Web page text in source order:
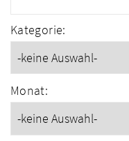
Kategorie:
Monat: